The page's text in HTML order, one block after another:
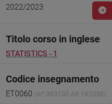
2022/2023
Titolo corso in inglese
STATISTICS - 1
Codice insegnamento
ET0060 (AF:363100 AR:192056)